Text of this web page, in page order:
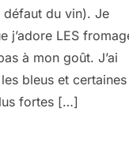
défaut du vin). Je
j’adore LES
à mon goût. J’ai
bleus et certaines
fortes […]